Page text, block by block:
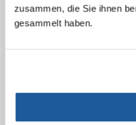
zusammen, die Sie ihnen
gesammelt haben.